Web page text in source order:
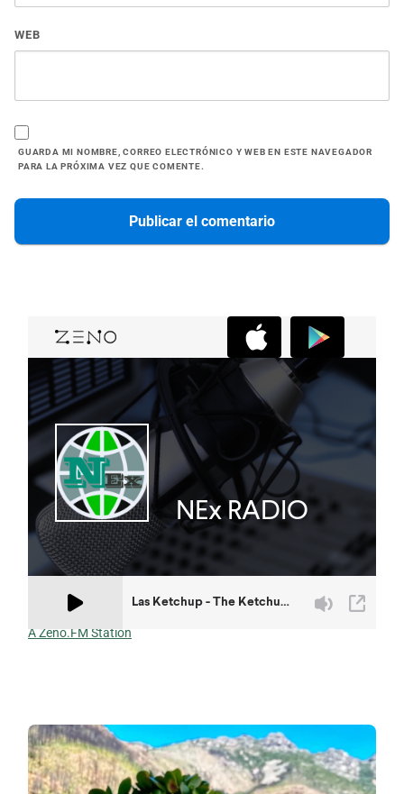
WEB
GUARDA MI NOMBRE, CORREO ELECTRÓNICO Y WEB EN ESTE NAVEGADOR
PARA LA PRÓXIMA VEZ QUE COMENTE.
A Zeno.FM Station